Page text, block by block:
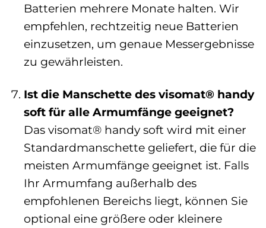
Batterien mehrere Monate halten. Wir
empfehlen, rechtzeitig neue Batterien
einzusetzen, um genaue Messergebnisse
zu gewährleisten.
Ist die Manschette des visomat® handy
soft für alle Armumfänge geeignet?
Das visomat® handy soft wird mit einer
Standardmanschette geliefert, die für die
meisten Armumfänge geeignet ist. Falls
Ihr Armumfang außerhalb des
empfohlenen Bereichs liegt, können Sie
optional eine größere oder kleinere